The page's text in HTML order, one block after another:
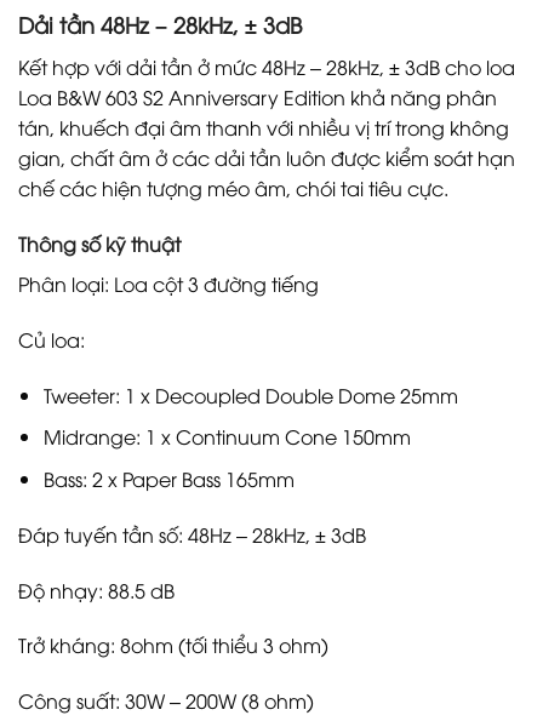
Dải tần 48Hz – 28kHz, ± 3dB
Kết hợp với dải tần ở mức 48Hz – 28kHz, ± 3dB cho loa
Loa B&W 603 S2 Anniversary Edition khả năng phân
tán, khuếch đại âm thanh với nhiều vị trí trong không
gian, chất âm ở các dải tần luôn được kiểm soát hạn
chế các hiện tượng méo âm, chói tai tiêu cực.
Thông số kỹ thuật
Phân loại: Loa cột 3 đường tiếng
Củ loa:
Tweeter: 1 x Decoupled Double Dome 25mm
Midrange: 1 x Continuum Cone 150mm
Bass: 2 x Paper Bass 165mm
Đáp tuyến tần số: 48Hz – 28kHz, ± 3dB
Độ nhạy: 88.5 dB
Trở kháng: 8ohm (tối thiểu 3 ohm)
Công suất: 30W – 200W (8 ohm)